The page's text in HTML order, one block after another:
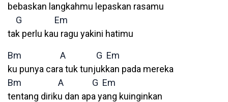
bebaskan langkahmu lepaskan rasamu
G
Em
tak perlu kau ragu yakini hatimu
Bm A G Em
ku punya cara tuk tunjukkan pada mereka
Bm
A G Em
tentang diriku dan apa yang kuinginkan